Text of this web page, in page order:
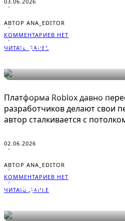
АВТОР ANA_EDITOR
КОММЕНТАРИЕВ НЕТ
ЧИТАТЬ ДАЛЕЕ
Какие
Платформа Roblox давно
разработчиков делают свои
автор сталкивается с
02.06.2026
АВТОР ANA_EDITOR
КОММЕНТАРИЕВ НЕТ
ЧИТАТЬ ДАЛЕЕ
Чем отличается